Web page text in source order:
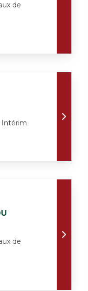
de
Intérim
de